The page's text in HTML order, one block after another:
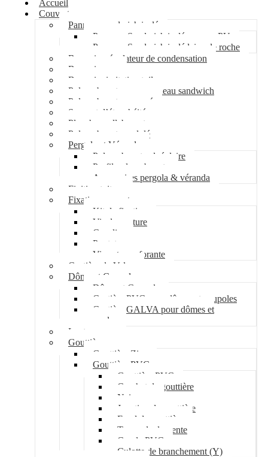
Accueil
Couverture
Panneau sandwich isolé
Panneau Sandwich isolé mousse PU
Panneau Sandwich isolé laine de roche
Bac acier régulateur de condensation
Bac acier sec
Bac acier imitation tuile
Polycarbonate pour panneau sandwich
Polycarbonate nervuré
Support d’étanchéité
Plancher collaborant
Polycarbonate ondulé
Pergola et Véranda
Polycarbonate alvéolaire
Profil polycarbonate
Accessoires pergola & véranda
Finition toiture
Fixation couverture
Kit de fixation
Vis de couture
Cavalier
Pontet
Vis auto-perforante
Costière de Velux
Dôme et Coupole
Dôme et Coupole
Costière PVC pour dômes et coupoles
Costière GALVA pour dômes et
coupoles
Lanterneau
Gouttière
Gouttière Zinc
Gouttière PVC
Gouttière PVC
Crochet de gouttière
Naissance
Jonction de gouttière
Fond de gouttière
Tuyau de descente
Coude PVC
Culotte de branchement (Y)